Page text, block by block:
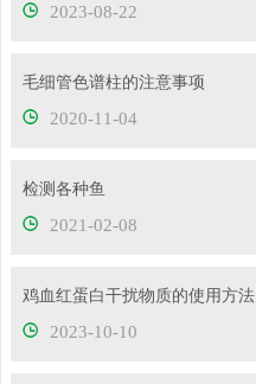
2023-08-22
毛细管色谱柱的注意事项
2020-11-04
检测各种鱼
2021-02-08
鸡血红蛋白干扰物质的使用方法
2023-10-10